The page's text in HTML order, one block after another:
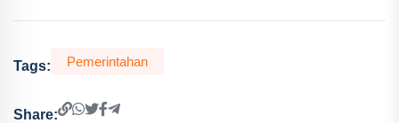
Tags: Pemerintahan
Share: